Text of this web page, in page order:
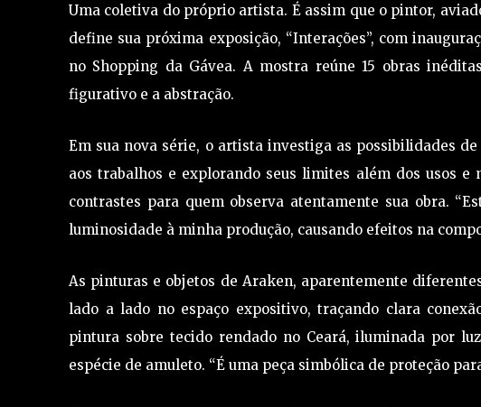
Uma coletiva do próprio artista. É assim que o pintor,
define sua próxima exposição, “Interações”, com
no Shopping da Gávea. A mostra reúne 15 obras
figurativo e a abstração.
Em sua nova série, o artista investiga as possibilidades
aos trabalhos e explorando seus limites além dos usos e
contrastes para quem observa atentamente sua obra.
luminosidade à minha produção, causando efeitos na
As pinturas e objetos de Araken, aparentemente
lado a lado no espaço expositivo, traçando clara
pintura sobre tecido rendado no Ceará, iluminada por
espécie de amuleto. “É uma peça simbólica de proteção